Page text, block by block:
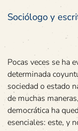
Sociólogo y
Pocas veces se ha
determinada
sociedad o estado
de muchas
democrática ha
esenciales: este, y